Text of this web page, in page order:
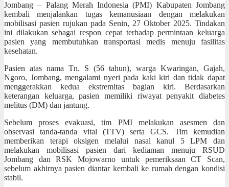
Jombang – Palang Merah Indonesia (PMI) Kabupaten Jombang
kembali menjalankan tugas kemanusiaan dengan melakukan
mobilisasi pasien rujukan pada Senin, 27 Oktober 2025. Tindakan
ini dilakukan sebagai respon cepat terhadap permintaan keluarga
pasien yang membutuhkan transportasi medis menuju fasilitas
kesehatan.
Pasien atas nama Tn. S (56 tahun), warga Kwaringan, Gajah,
Ngoro, Jombang, mengalami nyeri pada kaki kiri dan tidak dapat
menggerakkan kedua ekstremitas bagian kiri. Berdasarkan
keterangan keluarga, pasien memiliki riwayat penyakit diabetes
melitus (DM) dan jantung.
Sebelum proses evakuasi, tim PMI melakukan asesmen dan
observasi tanda-tanda vital (TTV) serta GCS. Tim kemudian
memberikan terapi oksigen melalui nasal kanul 5 LPM dan
melakukan mobilisasi pasien dari kediaman menuju RSUD
Jombang dan RSK Mojowarno untuk pemeriksaan CT Scan,
sebelum akhirnya pasien diantar kembali ke rumah dengan kondisi
stabil.